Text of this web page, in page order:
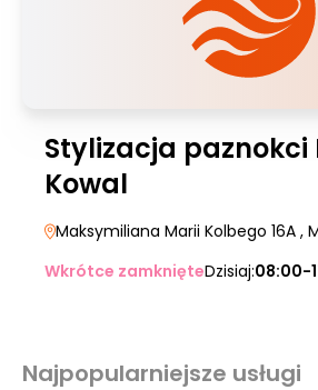
Stylizacja paznokci
Kowal
Maksymiliana Marii Kolbego 16A ,
Wkrótce zamknięteDzisiaj:08:00-
Najpopularniejsze usługi